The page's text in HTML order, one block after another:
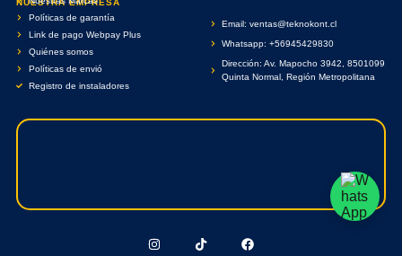
NUESTRA EMPRESA
Políticas de garantía
Link de pago Webpay Plus
Quiénes somos
Políticas de envió
Registro de instaladores
Email: ventas@teknokont.cl
Whatsapp: +56945429830
Dirección: Av. Mapocho 3942, 8501099
Quinta Normal, Región Metropolitana